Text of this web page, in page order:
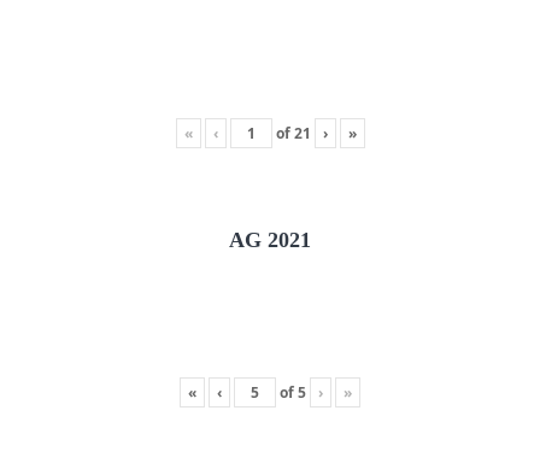
« ‹ of21 › »
AG 2021
« ‹ of5 › »